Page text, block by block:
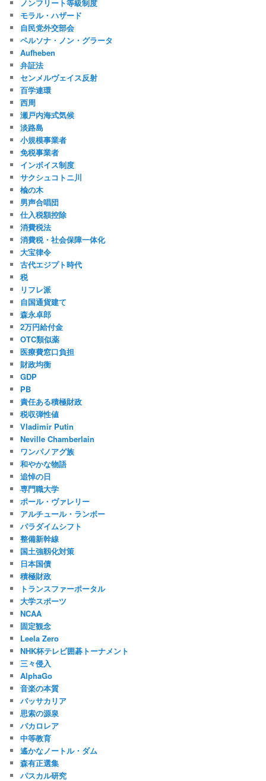
ノンフリート等級制度
モラル・ハザード
自民党外交部会
ペルソナ・ノン・グラータ
Aufheben
弁証法
センメルヴェイス反射
百学連環
西周
瀬戸内海式気候
淡路島
小規模事業者
免税事業者
インボイス制度
サクシュコトニ川
楡の木
男声合唱団
仕入税額控除
消費税法
消費税・社会保障一体化
大宝律令
古代エジプト時代
税
リフレ派
自国通貨建て
森永卓郎
2万円給付金
OTC類似薬
医療費窓口負担
財政均衡
GDP
PB
責任ある積極財政
税収弾性値
Vladimir Putin
Neville Chamberlain
ワンパノアグ族
和やかな物語
追悼の日
専門職大学
ポール・ヴァレリー
アルチュール・ランボー
パラダイムシフト
整備新幹線
国土強靱化対策
日本国債
積極財政
トランスファーポータル
大学スポーツ
NCAA
固定観念
Leela Zero
NHK杯テレビ囲碁トーナメント
三々侵入
AlphaGo
音楽の本質
パッサカリア
思索の源泉
バカロレア
中等教育
遙かなノートル・ダム
森有正選集
パスカル研究